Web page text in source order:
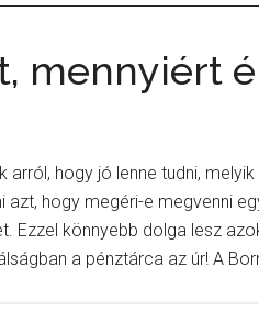
mennyiért
arról, hogy jó lenne tudni,
azt, hogy megéri-e megvenni
Ezzel könnyebb dolga lesz
a pénztárca az úr! A